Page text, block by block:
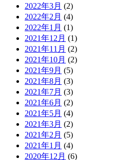
2022年3月 (2)
2022年2月 (4)
2022年1月 (1)
2021年12月 (1)
2021年11月 (2)
2021年10月 (2)
2021年9月 (5)
2021年8月 (3)
2021年7月 (3)
2021年6月 (2)
2021年5月 (4)
2021年3月 (2)
2021年2月 (5)
2021年1月 (4)
2020年12月 (6)